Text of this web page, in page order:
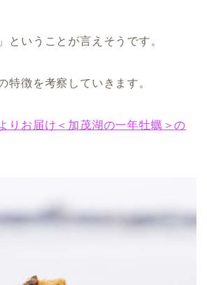
ということが言えそうです。
特徴を考察していきます。
りお届け＜加茂湖の一年牡蠣＞の